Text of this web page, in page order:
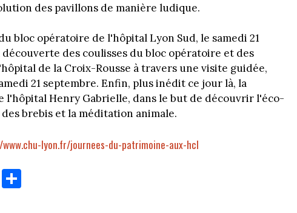
des pavillons de manière ludique.
bloc opératoire de l'hôpital Lyon Sud, le samedi 21
des coulisses du bloc opératoire et des
de la Croix-Rousse à travers une visite guidée,
21 septembre. Enfin, plus inédit ce jour là, la
l'hôpital Henry Gabrielle, dans le but de découvrir l'éco-
brebis et la méditation animale.
lyon.fr/journees-du-patrimoine-aux-hcl
E
m